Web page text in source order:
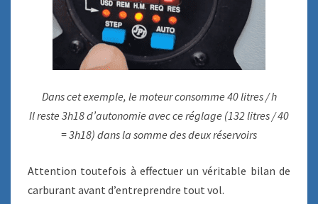
Dans cet exemple, le moteur consomme 40 litres / h
Il reste 3h18 d’autonomie avec ce réglage (132 litres / 40
= 3h18) dans la somme des deux réservoirs
Attention toutefois à effectuer un véritable bilan de
carburant avant d’entreprendre tout vol.